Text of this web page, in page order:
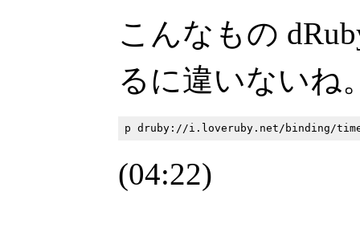
こんなもの
るに違いないね
(04:22)